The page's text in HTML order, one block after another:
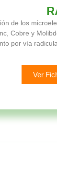
de los
Cobre y
por vía
Ver